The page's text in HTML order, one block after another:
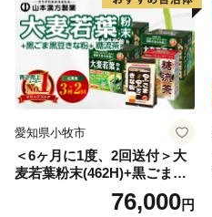
愛知県小牧市
＜6ヶ月に1度、2回送付＞大
麦若葉粉末(462H)+黒ごま黒
豆きな粉+ 糖流茶 山本漢
76,000円